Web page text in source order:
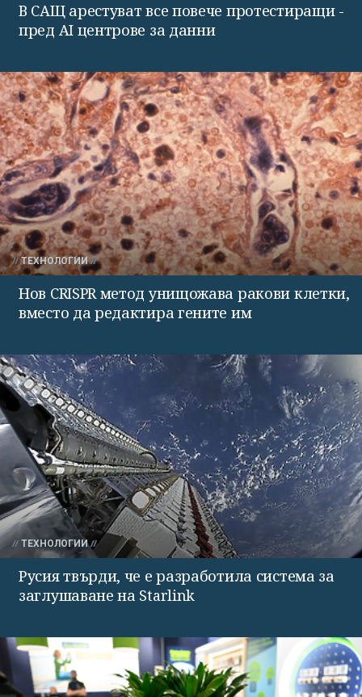
В САЩ арестуват все повече протестиращи -
пред AI центрове за данни
ТЕХНОЛОГИИ
Нов CRISPR метод унищожава ракови клетки,
вместо да редактира гените им
ТЕХНОЛОГИИ
Русия твърди, че е разработила система за
заглушаване на Starlink